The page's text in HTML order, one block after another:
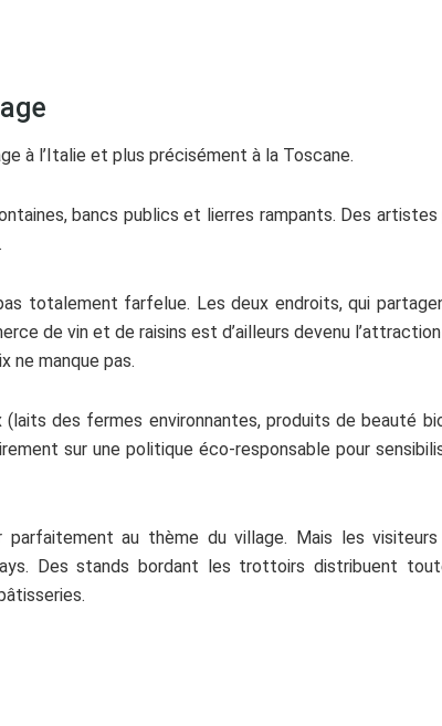
à l’Italie et plus précisément à la Toscane.
bancs publics et lierres rampants. Des
totalement farfelue. Les deux endroits, qui
de vin et de raisins est d’ailleurs devenu
ne manque pas.
des fermes environnantes, produits de beauté
sur une politique éco-responsable pour
au thème du village. Mais les
Des stands bordant les trottoirs distribuent